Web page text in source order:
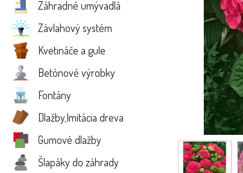
Záhradné umývadlá
Závlahový systém
Kvetináče a gule
Betónové výrobky
Fontány
Dlažby,Imitácia dreva
Gumové dlažby
Šlapáky do záhrady